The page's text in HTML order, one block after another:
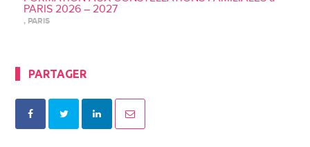
PARIS 2026 – 2027
, PARIS
PARTAGER